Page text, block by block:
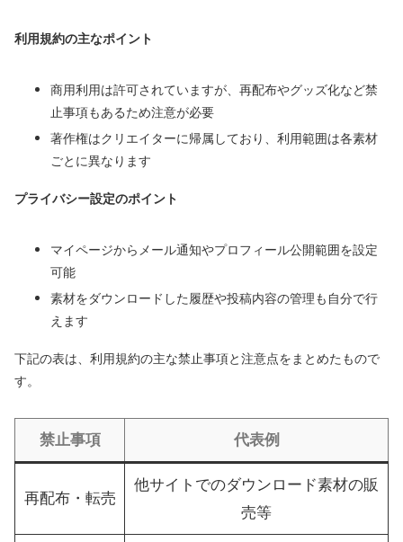
利用規約の主なポイント
商用利用は許可されていますが、再配布やグッズ化など禁
止事項もあるため注意が必要
著作権はクリエイターに帰属しており、利用範囲は各素材
ごとに異なります
プライバシー設定のポイント
マイページからメール通知やプロフィール公開範囲を設定
可能
素材をダウンロードした履歴や投稿内容の管理も自分で行
えます
下記の表は、利用規約の主な禁止事項と注意点をまとめたもので
す。
禁止事項 代表例
再配布・転売
他サイトでのダウンロード素材の販
売等